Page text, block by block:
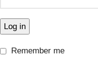
Log in
Remember me